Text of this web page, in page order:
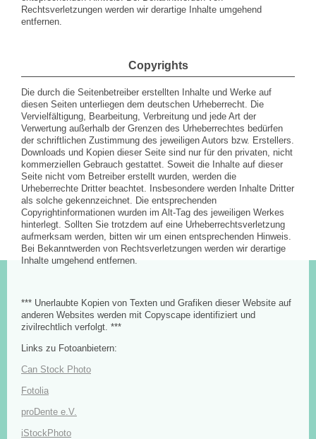
Rechtsverletzungen werden wir derartige Inhalte umgehend
entfernen.
Copyrights
Die durch die Seitenbetreiber erstellten Inhalte und Werke auf
diesen Seiten unterliegen dem deutschen Urheberrecht. Die
Vervielfältigung, Bearbeitung, Verbreitung und jede Art der
Verwertung außerhalb der Grenzen des Urheberrechtes bedürfen
der schriftlichen Zustimmung des jeweiligen Autors bzw. Erstellers.
Downloads und Kopien dieser Seite sind nur für den privaten, nicht
kommerziellen Gebrauch gestattet. Soweit die Inhalte auf dieser
Seite nicht vom Betreiber erstellt wurden, werden die
Urheberrechte Dritter beachtet. Insbesondere werden Inhalte Dritter
als solche gekennzeichnet. Die entsprechenden
Copyrightinformationen wurden im Alt-Tag des jeweiligen Werkes
hinterlegt. Sollten Sie trotzdem auf eine Urheberrechtsverletzung
aufmerksam werden, bitten wir um einen entsprechenden Hinweis.
Bei Bekanntwerden von Rechtsverletzungen werden wir derartige
Inhalte umgehend entfernen.
*** Unerlaubte Kopien von Texten und Grafiken dieser Website auf
anderen Websites werden mit Copyscape identifiziert und
zivilrechtlich verfolgt. ***
Links zu Fotoanbietern:
Can Stock Photo
Fotolia
proDente e.V.
iStockPhoto